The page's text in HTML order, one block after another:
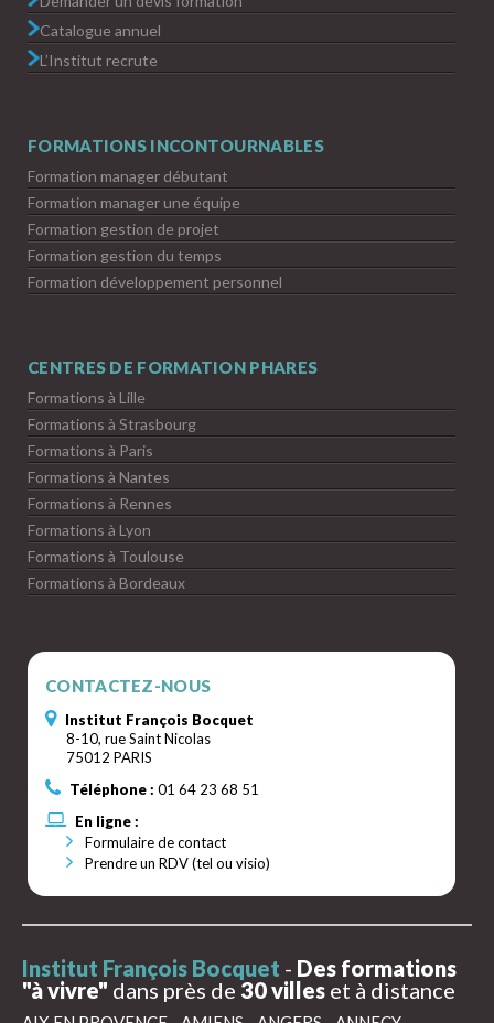
Catalogue annuel
L’Institut recrute
FORMATIONS INCONTOURNABLES
Formation manager débutant
Formation manager une équipe
Formation gestion de projet
Formation gestion du temps
Formation développement personnel
CENTRES DE FORMATION PHARES
Formations à Lille
Formations à Strasbourg
Formations à Paris
Formations à Nantes
Formations à Rennes
Formations à Lyon
Formations à Toulouse
Formations à Bordeaux
CONTACTEZ-NOUS
Institut François Bocquet
8-10, rue Saint Nicolas
75012 PARIS
Téléphone : 01 64 23 68 51
En ligne :
Formulaire de contact
Prendre un RDV (tel ou visio)
Institut François Bocquet - Des formations
"à vivre" dans près de 30 villes et à distance